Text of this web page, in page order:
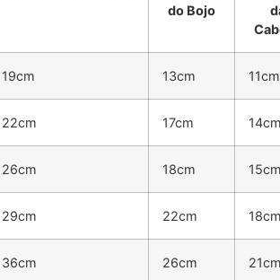
do Bojo
19cm 13cm 11cm
22cm 17cm
26cm 18cm
29cm 22cm
36cm 26cm